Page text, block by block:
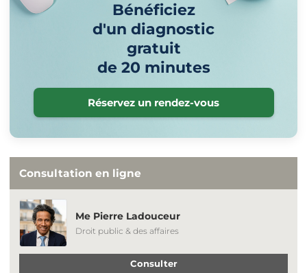
Bénéficiez
d'un diagnostic
gratuit
de 20 minutes
Réservez un rendez-vous
Consultation en ligne
Me Pierre Ladouceur
Droit public & des affaires
Consulter